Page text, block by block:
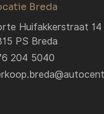
Breda
Huifakkerstraat 14
PS Breda
204 5040